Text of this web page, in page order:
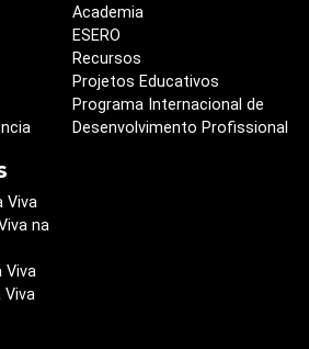
Academia
ESERO
Recursos
Projetos Educativos
Programa Internacional de
Desenvolvimento Profissional
Viva
na
Viva
Viva